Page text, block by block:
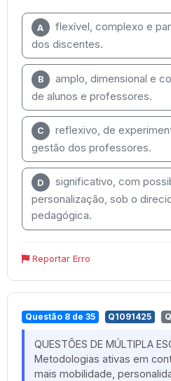
A
flexível, complexo e
dos discentes.
B
amplo, dimensional e
de alunos e professores.
C
reflexivo, de
gestão dos professores.
D
significativo, com
personalização, sob o
pedagógica.
Reportar Erro
Questão 8 de 35 Q1091425
QUESTÕES DE MÚLTIPLA
Metodologias ativas em
mais mobilidade,